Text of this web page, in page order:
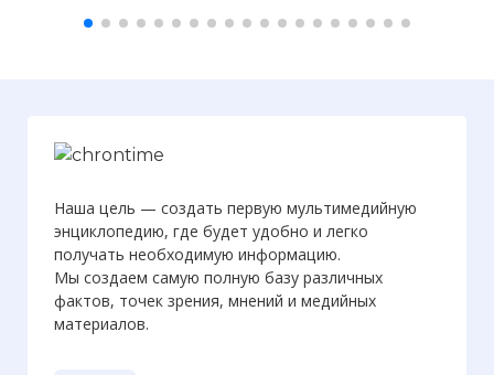
Австрию. 13 марта 1938 года.
Фото статьи:
Наша цель — создать первую мультимедийную
энциклопедию, где будет удобно и легко
получать необходимую информацию.
Мы создаем самую полную базу различных
фактов, точек зрения, мнений и медийных
материалов.